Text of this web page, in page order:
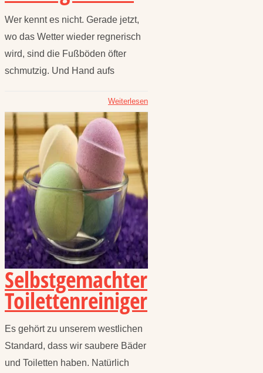
Wer kennt es nicht. Gerade jetzt,
wo das Wetter wieder regnerisch
wird, sind die Fußböden öfter
schmutzig. Und Hand aufs
Weiterlesen
Selbstgemachter
Toilettenreiniger
Es gehört zu unserem westlichen
Standard, dass wir saubere Bäder
und Toiletten haben. Natürlich